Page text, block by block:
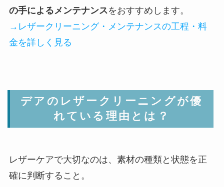
の手によるメンテナンスをおすすめします。
→レザークリーニング・メンテナンスの工程・料
金を詳しく見る
デアのレザークリーニングが優
れている理由とは？
レザーケアで大切なのは、素材の種類と状態を正
確に判断すること。